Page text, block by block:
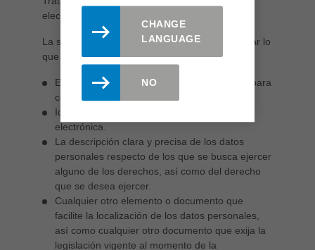
electrónico: info@leitz.com.mx.
La solicitud ARCO deberá contener y acompañar lo
que señala la Ley en su artículo 29, tal como:
El nombre y dirección de correo electrónico para
comunicarle la respuesta a su solicitud.
Identificación oficial o carta poder, vía
electrónica.
La descripción clara y precisa de los datos
personales respecto de los que se busca ejercer
alguno de los derechos, así como del derecho
que se desea ejercer.
Cualquier otro elemento o documento que
facilite la localización de los datos personales,
así como cualquier otro documento que exija la
legislación vigente al momento de la
CHANGE
LANGUAGE
NO